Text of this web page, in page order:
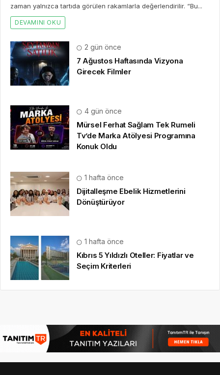
zaman yalnızca tartıda görülen rakamlarla değerlendirilir. “Bu...
DEVAMINI OKU
2 gün önce
7 Ağustos Haftasında Vizyona
Girecek Filmler
4 gün önce
Mürsel Ferhat Sağlam Tek Rumeli
Tv’de Marka Atölyesi Programına
Konuk Oldu
1 hafta önce
Dijitalleşme Ebelik Hizmetlerini
Dönüştürüyor
1 hafta önce
Kıbrıs 5 Yıldızlı Oteller: Fiyatlar ve
Seçim Kriterleri